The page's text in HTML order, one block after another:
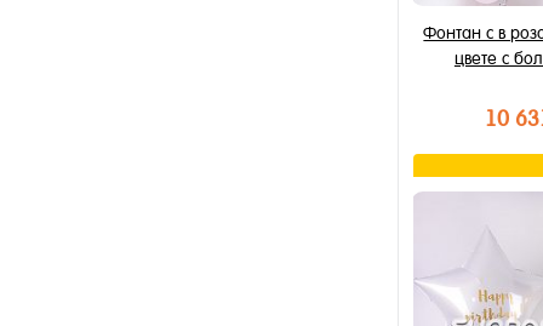
Фонтан с в
цвете с
10
В
В избранное
В наличии